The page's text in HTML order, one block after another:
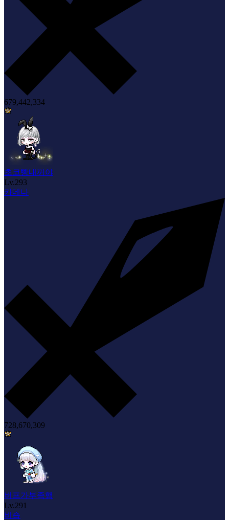
679,442,334
초코빵내꺼야
Lv.293
카데나
728,670,309
버프가부족햄
Lv.291
비숍